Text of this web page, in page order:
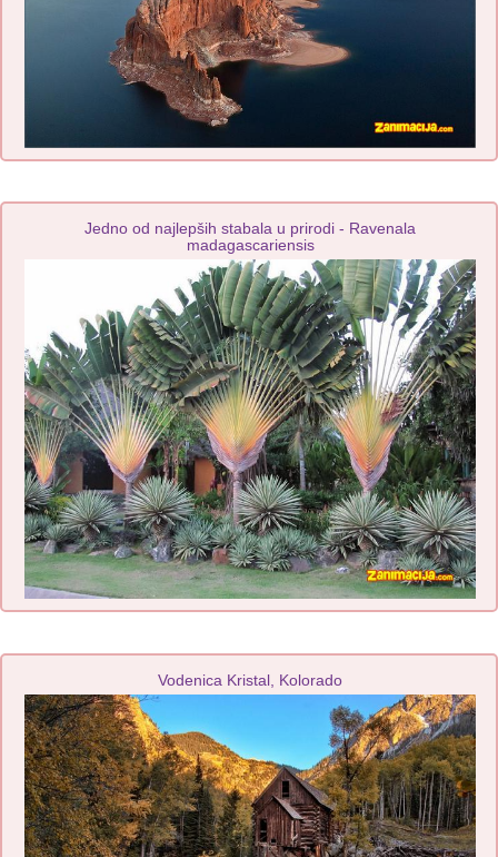
Jedno od najlepših stabala u prirodi - Ravenala
madagascariensis
Vodenica Kristal, Kolorado